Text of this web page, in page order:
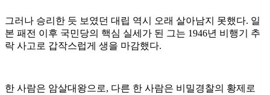
그러나 승리한 듯 보였던 대립 역시 오래 살아남지 못했다. 일
본 패전 이후 국민당의 핵심 실세가 된 그는 1946년 비행기 추
락 사고로 갑작스럽게 생을 마감했다.
한 사람은 암살대왕으로, 다른 한 사람은 비밀경찰의 황제로